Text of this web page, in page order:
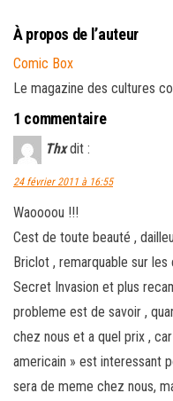
À propos de l’auteur
Comic Box
Le magazine des cultures
1 commentaire
Thx dit :
24 février 2011 à 16:55
Waoooou !!!
Cest de toute beauté ,
Briclot , remarquable sur les
Secret Invasion et plus
probleme est de savoir ,
chez nous et a quel prix ,
americain » est interessant
sera de meme chez nous,